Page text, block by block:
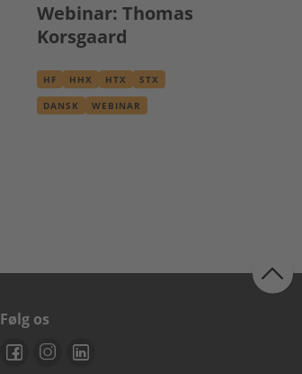
Webinar: Thomas
Korsgaard
HF HHX HTX STX
DANSK WEBINAR
Følg os